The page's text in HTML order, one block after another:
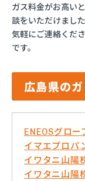
ガス料金がお高い
談をいただけまし
気軽にご連絡くだ
です。
広島県の
ENEOSグロ
イマエプロパ
イワタニ山
イワタニ山